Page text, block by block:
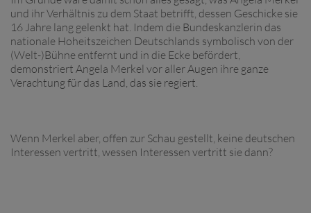
und ihr Verhältnis zu dem Staat betrifft, dessen Geschicke sie
16 Jahre lang gelenkt hat. Indem die Bundeskanzlerin das
nationale Hoheitszeichen Deutschlands symbolisch von der
(Welt-)Bühne entfernt und in die Ecke befördert,
demonstriert Angela Merkel vor aller Augen ihre ganze
Verachtung für das Land, das sie regiert.
Wenn Merkel aber, offen zur Schau gestellt, keine deutschen
Interessen vertritt, wessen Interessen vertritt sie dann?